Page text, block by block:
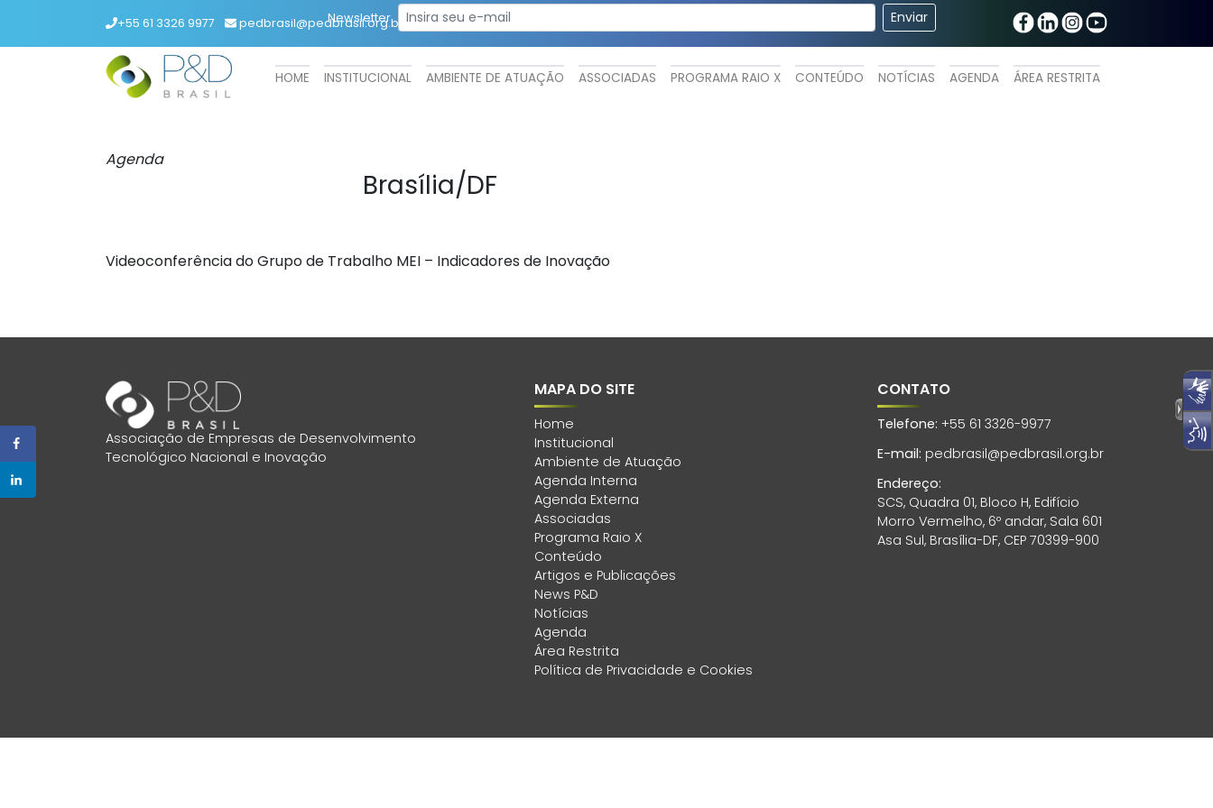
+55 61 3326 9977 pedbrasil@pedbrasil.org.br
Newsletter
HOME INSTITUCIONAL AMBIENTE DE ATUAÇÃO ASSOCIADAS PROGRAMA RAIO X CONTEÚDO NOTÍCIAS AGENDA ÁREA RESTRITA
Agenda
Brasília/DF
Videoconferência do Grupo de Trabalho MEI – Indicadores de Inovação
Associação de Empresas de Desenvolvimento
Tecnológico Nacional e Inovação
MAPA DO SITE
Home
Institucional
Ambiente de Atuação
Agenda Interna
Agenda Externa
Associadas
Programa Raio X
Conteúdo
Artigos e Publicações
News P&D
Notícias
Agenda
Área Restrita
Política de Privacidade e Cookies
CONTATO
Telefone: +55 61 3326-9977
E-mail: pedbrasil@pedbrasil.org.br
Endereço:
SCS, Quadra 01, Bloco H, Edifício
Morro Vermelho, 6º andar, Sala 601
Asa Sul, Brasília-DF, CEP 70399-900